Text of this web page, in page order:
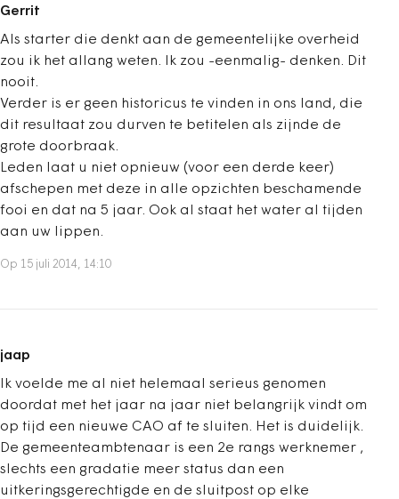
Gerrit
Als starter die denkt aan de gemeentelijke overheid
zou ik het allang weten. Ik zou -eenmalig- denken. Dit
nooit.
Verder is er geen historicus te vinden in ons land, die
dit resultaat zou durven te betitelen als zijnde de
grote doorbraak.
Leden laat u niet opnieuw (voor een derde keer)
afschepen met deze in alle opzichten beschamende
fooi en dat na 5 jaar. Ook al staat het water al tijden
aan uw lippen.
Op 15 juli 2014, 14:10
jaap
Ik voelde me al niet helemaal serieus genomen
doordat met het jaar na jaar niet belangrijk vindt om
op tijd een nieuwe CAO af te sluiten. Het is duidelijk.
De gemeenteambtenaar is een 2e rangs werknemer ,
slechts een gradatie meer status dan een
uitkeringsgerechtigde en de sluitpost op elke